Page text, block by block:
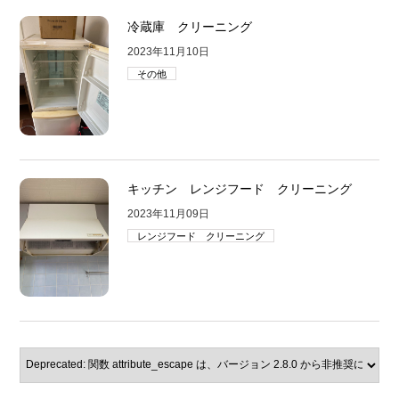
冷蔵庫 クリーニング
2023年11月10日
その他
キッチン レンジフード クリーニング
2023年11月09日
レンジフード クリーニング